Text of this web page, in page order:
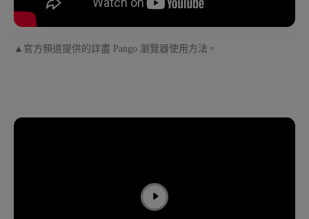
▲官方頻道提供的詳盡 Pango 瀏覽器使用方法。